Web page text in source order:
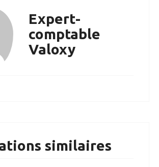
Expert-
comptable
Valoxy
similaires